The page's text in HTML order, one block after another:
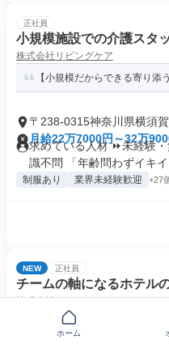
正社員
小規模施設での介護スタ
株式会社リビングケア
【小規模だからできる寄り
〒238-0315神奈川県横須
月給22万7000円～32万
求めている人材 ⏩未経験
識不問 「年齢問わずイキイ
制服あり 業界未経験歓迎 +27
NEW 正社員
チームの軸になるホテル
株式会社ＧＨＰ
頑張る誰もが輝ける場所がこ
ホーム